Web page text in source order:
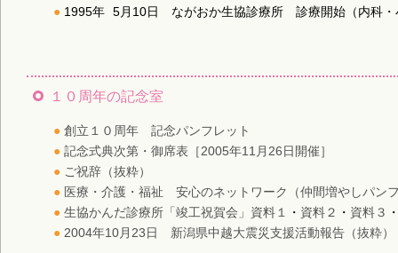
1995年 5月10日 ながおか生協診療所 診療開始（内科・
１０周年の記念室
創立１０周年 記念パンフレット
記念式典次第・御席表［2005年11月26日開催］
ご祝辞（抜粋）
医療・介護・福祉 安心のネットワーク（仲間増やしパン
生協かんだ診療所「竣工祝賀会」資料１
・ 資料２ ・ 資料３
2004年10月23日 新潟県中越大震災支援活動報告（抜粋）